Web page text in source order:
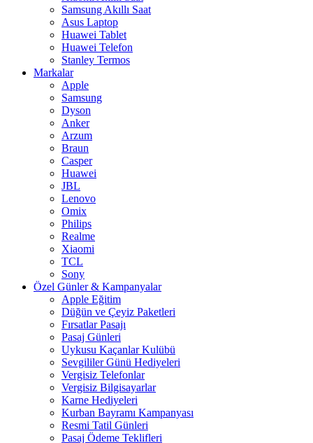
Samsung Akıllı Saat
Asus Laptop
Huawei Tablet
Huawei Telefon
Stanley Termos
Markalar
Apple
Samsung
Dyson
Anker
Arzum
Braun
Casper
Huawei
JBL
Lenovo
Omix
Philips
Realme
Xiaomi
TCL
Sony
Özel Günler & Kampanyalar
Apple Eğitim
Düğün ve Çeyiz Paketleri
Fırsatlar Pasajı
Pasaj Günleri
Uykusu Kaçanlar Kulübü
Sevgililer Günü Hediyeleri
Vergisiz Telefonlar
Vergisiz Bilgisayarlar
Karne Hediyeleri
Kurban Bayramı Kampanyası
Resmi Tatil Günleri
Pasaj Ödeme Teklifleri